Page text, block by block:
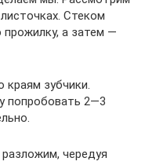
Стеком
прожилку, а затем —
зубчики.
попробовать 2—3
чередуя